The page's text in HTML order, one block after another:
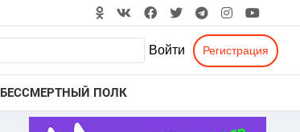
Войти Регистрация
БЕССМЕРТНЫЙ ПОЛК